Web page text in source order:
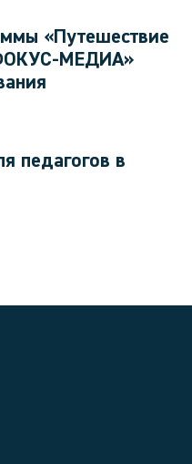
«Путешествие
МЕДИА»
педагогов в